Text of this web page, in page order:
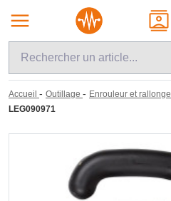
Accueil - Outillage - Enrouleur et rallonge
LEG090971